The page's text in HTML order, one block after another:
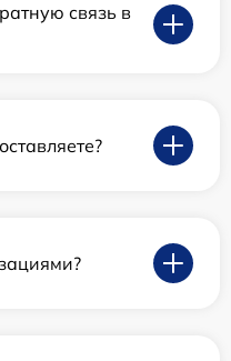
связь в